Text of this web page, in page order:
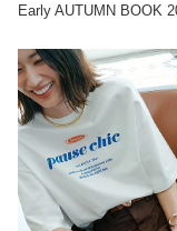
Early AUTUMN BOOK